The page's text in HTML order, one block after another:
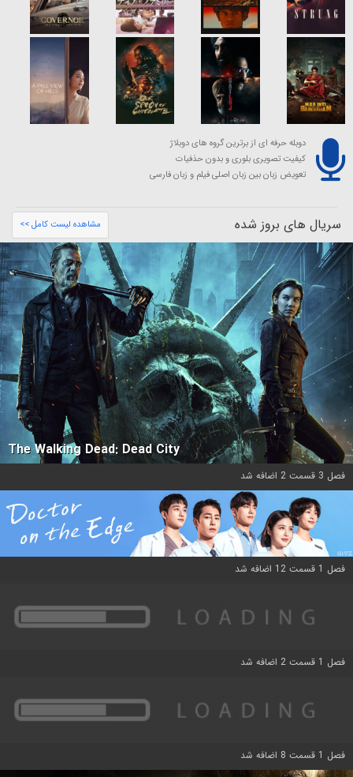
دوبله حرفه ای از برترین گروه های دوبلاژ
کیفیت تصویری بلوری و بدون حذفیات
تعویض زبان بین زبان اصلی فیلم و زبان فارسی
سریال های بروز شده مشاهده لیست کامل >>
The Walking Dead: Dead City
فصل 3 قسمت 2 اضافه شد
فصل 1 قسمت 12 اضافه شد
فصل 1 قسمت 2 اضافه شد
فصل 1 قسمت 8 اضافه شد